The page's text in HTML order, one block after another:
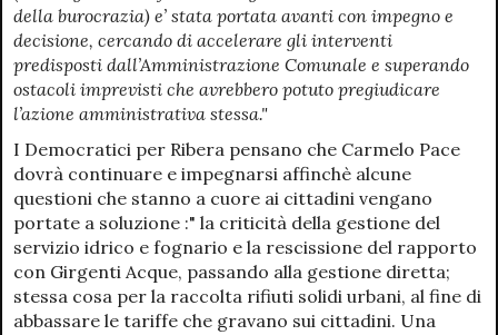
della burocrazia) e’ stata portata avanti con impegno e
decisione, cercando di accelerare gli interventi
predisposti dall’Amministrazione Comunale e superando
ostacoli imprevisti che avrebbero potuto pregiudicare
l’azione amministrativa stessa."
I Democratici per Ribera pensano che Carmelo Pace
dovrà continuare e impegnarsi affinchè alcune
questioni che stanno a cuore ai cittadini vengano
portate a soluzione :" la criticità della gestione del
servizio idrico e fognario e la rescissione del rapporto
con Girgenti Acque, passando alla gestione diretta;
stessa cosa per la raccolta rifiuti solidi urbani, al fine di
abbassare le tariffe che gravano sui cittadini. Una